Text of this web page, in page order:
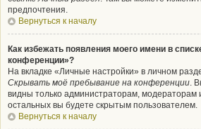
предпочтения.
Вернуться к началу
Как избежать появления моего имени в
конференции»?
На вкладке «Личные настройки» в личном
Скрывать моё пребывание на конференции.
видны только администраторам, модераторам
остальных вы будете скрытым пользователем.
Вернуться к началу